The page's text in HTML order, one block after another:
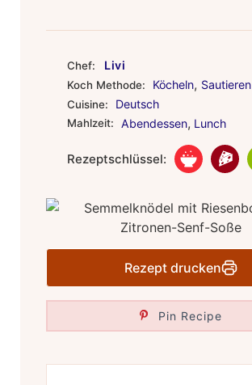
Chef: Livi
Koch Methode: Köcheln, Sautieren
Cuisine: Deutsch
Mahlzeit: Abendessen, Lunch
Rezeptschlüssel:
Rezept drucken
Pin Recipe